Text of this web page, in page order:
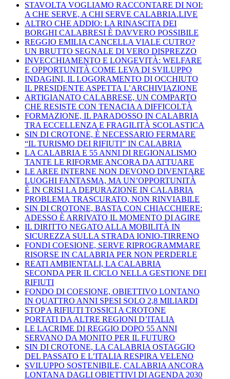
STAVOLTA VOGLIAMO RACCONTARE DI NOI:
A CHE SERVE, A CHI SERVE CALABRIA.LIVE
ALTRO CHE ADDIO: LA RINASCITA DEI
BORGHI CALABRESI È DAVVERO POSSIBILE
REGGIO EMILIA CANCELLA VIALE CUTRO?
UN BRUTTO SEGNALE DI VERO DISPREZZO
INVECCHIAMENTO E LONGEVITÀ: WELFARE
E OPPORTUNITÀ COME LEVA DI SVILUPPO
INDAGINI, IL LOGORAMENTO DI OCCHIUTO
IL PRESIDENTE ASPETTA L’ARCHIVIAZIONE
ARTIGIANATO CALABRESE, UN COMPARTO
CHE RESISTE CON TENACIA A DIFFICOLTÀ
FORMAZIONE, IL PARADOSSO IN CALABRIA
TRA ECCELLENZA E FRAGILITÀ SCOLASTICA
SIN DI CROTONE, È NECESSARIO FERMARE
“IL TURISMO DEI RIFIUTI” IN CALABRIA
LA CALABRIA E 55 ANNI DI REGIONALISMO
TANTE LE RIFORME ANCORA DA ATTUARE
LE AREE INTERNE NON DEVONO DIVENTARE
LUOGHI FANTASMA, MA UN’OPPORTUNITÀ
È IN CRISI LA DEPURAZIONE IN CALABRIA
PROBLEMA TRASCURATO, NON RINVIABILE
SIN DI CROTONE, BASTA CON CHIACCHIERE:
ADESSO È ARRIVATO IL MOMENTO DI AGIRE
IL DIRITTO NEGATO ALLA MOBILITÀ IN
SICUREZZA SULLA STRADA IONIO-TIRRENO
FONDI COESIONE, SERVE RIPROGRAMMARE
RISORSE IN CALABRIA PER NON PERDERLE
REATI AMBIENTALI, LA CALABRIA
SECONDA PER IL CICLO NELLA GESTIONE DEI
RIFIUTI
FONDO DI COESIONE, OBIETTIVO LONTANO
IN QUATTRO ANNI SPESI SOLO 2,8 MILIARDI
STOP A RIFIUTI TOSSICI A CROTONE
PORTATI DA ALTRE REGIONI D’ITALIA
LE LACRIME DI REGGIO DOPO 55 ANNI
SERVANO DA MONITO PER IL FUTURO
SIN DI CROTONE, LA CALABRIA OSTAGGIO
DEL PASSATO E L’ITALIA RESPIRA VELENO
SVILUPPO SOSTENIBILE, CALABRIA ANCORA
LONTANA DAGLI OBIETTIVI DI AGENDA 2030